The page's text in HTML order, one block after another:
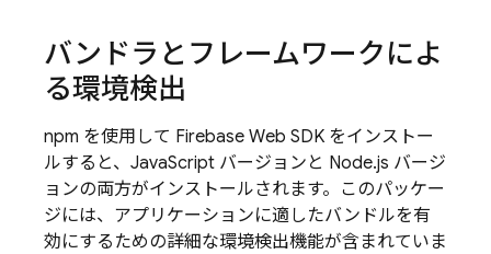
バンドラとフレームワークによ
る環境検出
npm を使用して Firebase Web SDK をインストー
ルすると、JavaScript バージョンと Node.js バージ
ョンの両方がインストールされます。このパッケー
ジには、アプリケーションに適したバンドルを有
効にするための詳細な環境検出機能が含まれていま